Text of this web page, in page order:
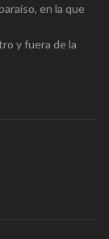
en la que
y fuera de la